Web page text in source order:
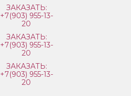
ЗАКАЗАТЬ:
+7(903) 955-13-
20
ЗАКАЗАТЬ:
+7(903) 955-13-
20
ЗАКАЗАТЬ:
+7(903) 955-13-
20